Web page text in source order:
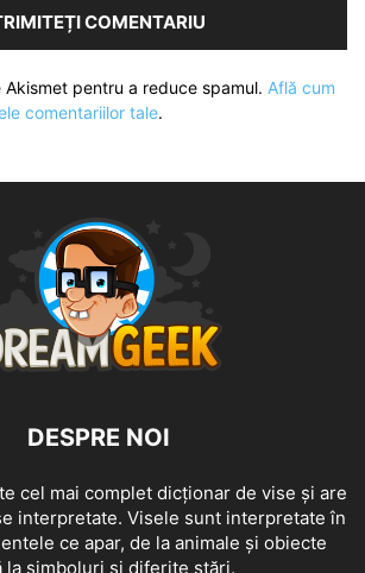
pentru a reduce spamul. Află cum
comentariilor tale.
DESPRE NOI
cel mai complet dicționar de vise și are
interpretate. Visele sunt interpretate în
ce apar, de la animale și obiecte
la simboluri și diferite stări.